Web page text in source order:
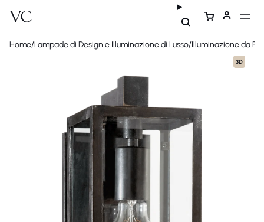
Home/Lampade di Design e Illuminazione di Lusso/Illuminazione da
3D